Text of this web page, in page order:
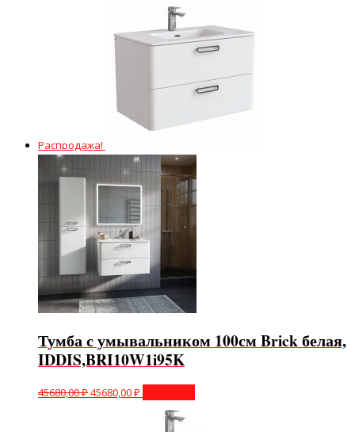
Распродажа!
Тумба с умывальником 100см Brick белая,
IDDIS,BRI10W1i95K
45680,00₽45680,00₽